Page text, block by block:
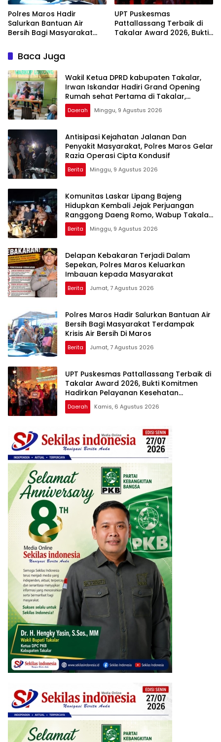
Polres Maros Hadir
Salurkan Bantuan Air
Bersih Bagi Masyarakat
Di Maros
UPT Puskesmas
Pattallassang Terbaik di
Takalar Award 2026, Bukti
Baca Juga
Wakil Ketua DPRD kabupaten Takalar,
Irwan Iskandar Hadiri Grand Opening
Rumah sehat Pertama di Takalar,
Melayani Terapis Gratis untuk Pasien
Dhuafa dan umum.
Daerah Minggu, 9 Agustus 2026
Antisipasi Kejahatan Jalanan Dan
Penyakit Masyarakat, Polres Maros Gelar
Razia Operasi Cipta Kondusif
Berita Minggu, 9 Agustus 2026
Komunitas Laskar Lipang Bajeng
Hidupkan Kembali Jejak Perjuangan
Ranggong Daeng Romo, Wabup Takalar:
Apresiasi Bahwa Sejarah Adalah
Warisan yang Tak Ternilai”.
Berita Minggu, 9 Agustus 2026
Delapan Kebakaran Terjadi Dalam
Sepekan, Polres Maros Keluarkan
Imbauan kepada Masyarakat
Berita Jumat, 7 Agustus 2026
Polres Maros Hadir Salurkan Bantuan Air
Bersih Bagi Masyarakat Terdampak
Krisis Air Bersih Di Maros
Berita Jumat, 7 Agustus 2026
UPT Puskesmas Pattallassang Terbaik di
Takalar Award 2026, Bukti Komitmen
Hadirkan Pelayanan Kesehatan
Berkualitas
Daerah Kamis, 6 Agustus 2026